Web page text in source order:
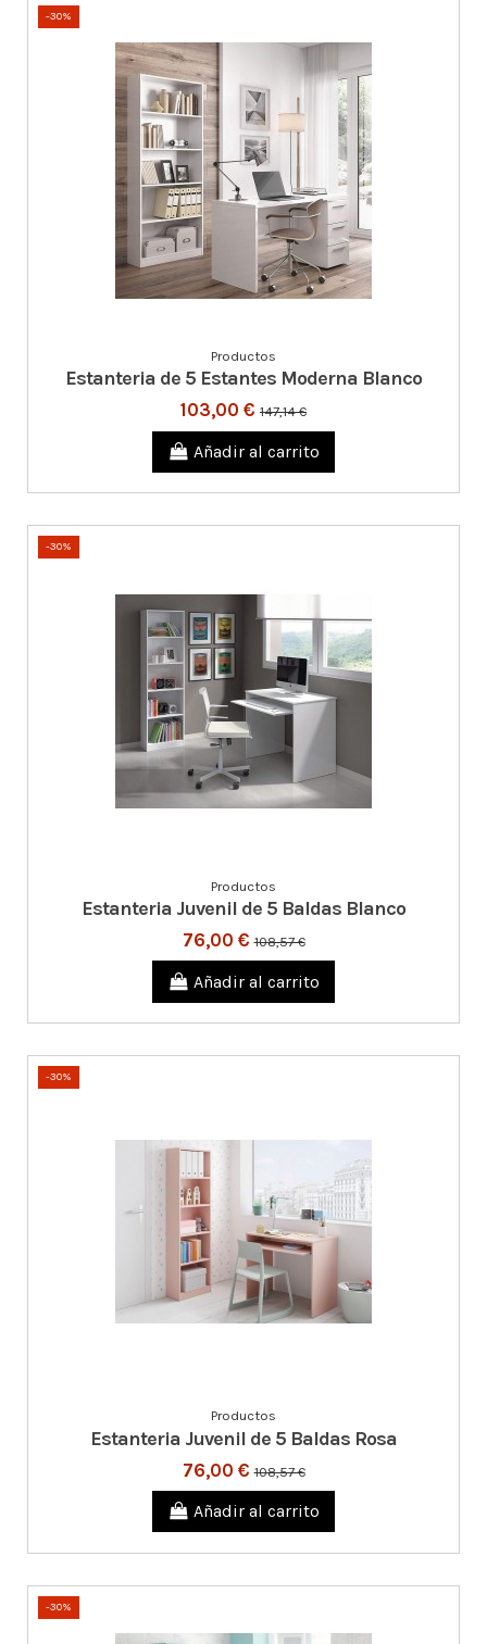
-30%
Productos
Estanteria de 5 Estantes Moderna Blanco
103,00 € 147,14 €
Añadir al carrito
-30%
Productos
Estanteria Juvenil de 5 Baldas Blanco
76,00 €108,57 €
Añadir al carrito
-30%
Productos
Estanteria Juvenil de 5 Baldas Rosa
76,00 €108,57 €
Añadir al carrito
-30%